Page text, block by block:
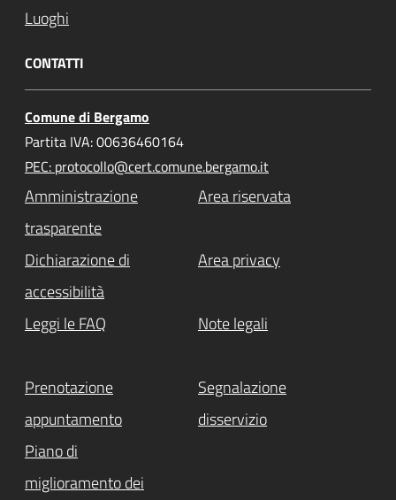
Luoghi
CONTATTI
Comune di Bergamo
Partita IVA: 00636460164
PEC: protocollo@cert.comune.bergamo.it
Amministrazione
trasparente
Area riservata
Dichiarazione di
accessibilità
Area privacy
Leggi le FAQ Note legali
Prenotazione
appuntamento
Segnalazione
disservizio
Piano di
miglioramento dei